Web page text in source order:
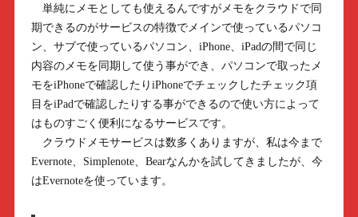
単純にメモとしても使えるんですがメモをクラウドで同
期できるのがサービスの特徴でメインで使っているパソコ
ン、サブで使っているパソコン、iPhone、iPadの間で同じ
内容のメモを同期して使う事ができ、パソコンで取ったメ
モをiPhoneで確認したりiPhoneでチェックしたチェック項
目をiPadで確認したりする事ができるので使い方によって
はものすごく便利になるサービスです。
クラウドメモサービスは数多くありますが、私は今まで
Evernote、Simplenote、Bearなんかを試してきましたが、今
はEvernoteを使っています。